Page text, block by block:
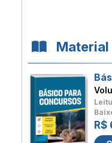
Material
R$